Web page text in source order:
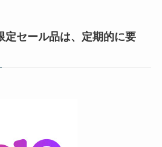
定セール品は、定期的に要